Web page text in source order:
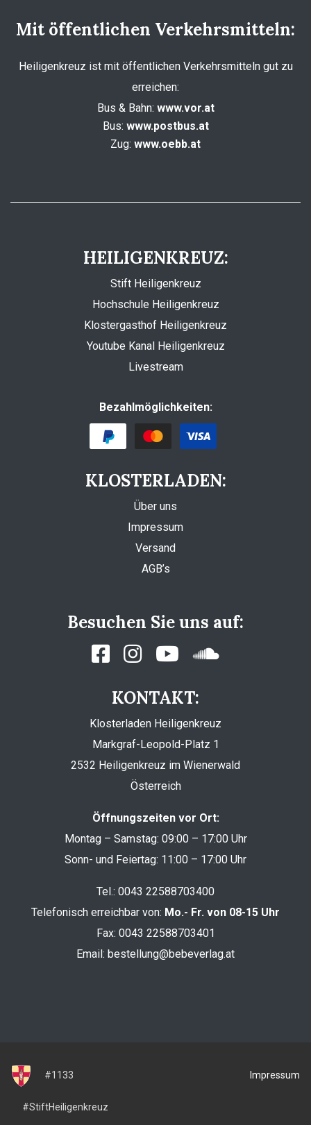
Mit öffentlichen Verkehrsmitteln:
Heiligenkreuz ist mit öffentlichen Verkehrsmitteln gut zu
erreichen:
Bus & Bahn: www.vor.at
Bus: www.postbus.at
Zug: www.oebb.at
HEILIGENKREUZ:
Stift Heiligenkreuz
Hochschule Heiligenkreuz
Klostergasthof Heiligenkreuz
Youtube Kanal Heiligenkreuz
Livestream
Bezahlmöglichkeiten:
KLOSTERLADEN:
Über uns
Impressum
Versand
AGB’s
Besuchen Sie uns auf:
KONTAKT:
Klosterladen Heiligenkreuz
Markgraf-Leopold-Platz 1
2532 Heiligenkreuz im Wienerwald
Österreich
Öffnungszeiten vor Ort:
Montag – Samstag: 09:00 – 17:00 Uhr
Sonn- und Feiertag: 11:00 – 17:00 Uhr
Tel.: 0043 22588703400
Telefonisch erreichbar von: Mo.- Fr. von 08-15 Uhr
Fax: 0043 22588703401
Email: bestellung@bebeverlag.at
#1133
#StiftHeiligenkreuz
Impressum